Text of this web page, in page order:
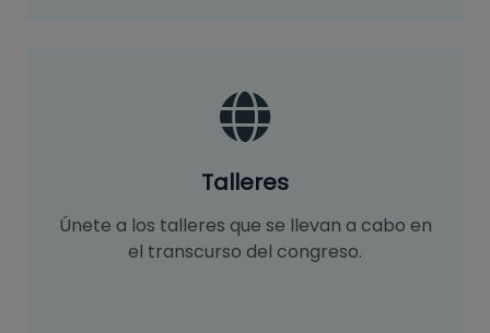
Talleres
Únete a los talleres que se llevan a cabo en
el transcurso del congreso.